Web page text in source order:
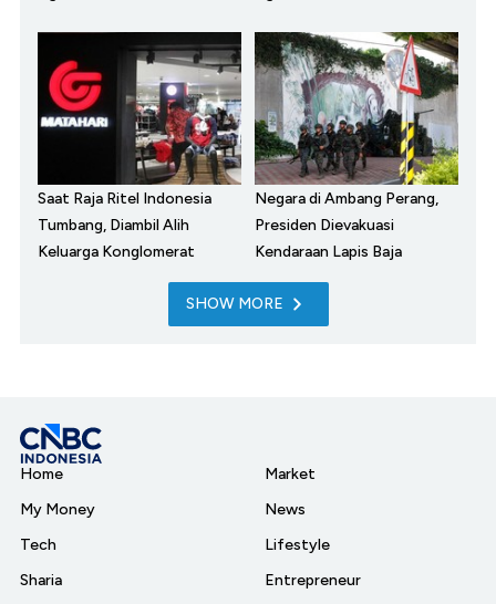
Saat Raja Ritel Indonesia
Tumbang, Diambil Alih
Keluarga Konglomerat
Negara di Ambang Perang,
Presiden Dievakuasi
Kendaraan Lapis Baja
SHOW MORE
Home
My Money
Tech
Sharia
Market
News
Lifestyle
Entrepreneur